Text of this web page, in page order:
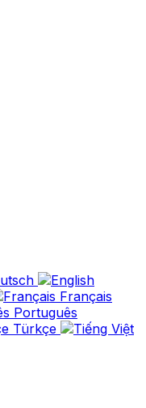
Français
Português
Türkçe